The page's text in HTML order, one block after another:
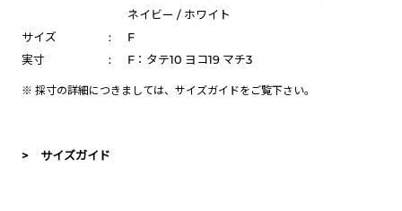
ネイビー / ホワイト
サイズ
:
F
実寸
: F：タテ10 ヨコ19 マチ3
※ 採寸の詳細につきましては、 サイズガイドをご覧下さい。
> サイズガイド